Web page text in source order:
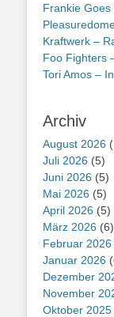
Frankie
Kraftwerk –
Foo Fighters
Tori Amos –
Archiv
August 2026
Juli 2026 (5)
Juni 2026 (5)
Mai 2026 (5)
April 2026 (5)
März 2026 (6)
Februar 2026
Januar 2026
Dezember
November
Oktober 2025